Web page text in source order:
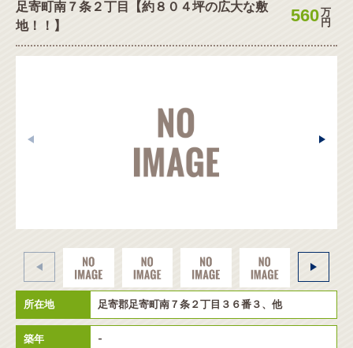
足寄町南７条２丁目【約８０４坪の広大な敷
地！！】
560万
円
所在地 足寄郡足寄町南７条２丁目３６番３、他
築年 -